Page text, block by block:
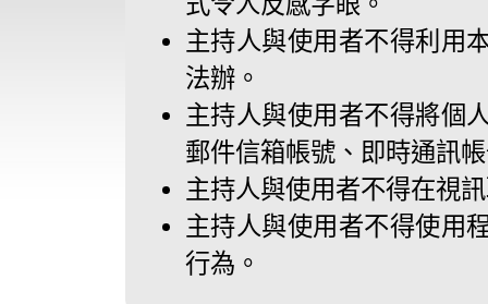
主持人與使用者不得利用
法辦。
主持人與使用者不得將個
郵件信箱帳號、即時通訊
主持人與使用者不得在視
主持人與使用者不得使用
行為。